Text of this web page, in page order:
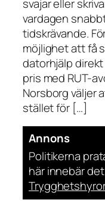
svajar eller
vardagen
tidskrävande.
möjlighet att få
datorhjälp
pris med RUT-
Norsborg väljer
stället för […]
Annons
Politikerna
här innebär